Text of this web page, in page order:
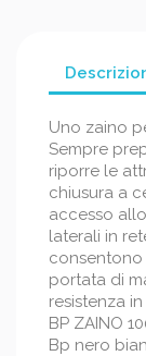
Uno zaino
Sempre
riporre le
chiusura a
accesso
laterali in
portata di
resistenza
BP ZAINO
Bp nero